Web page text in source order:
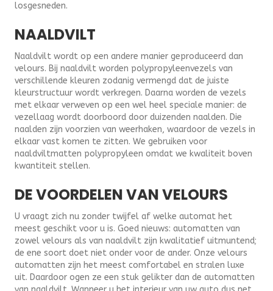
losgesneden.
NAALDVILT
Naaldvilt wordt op een andere manier geproduceerd dan
velours. Bij naaldvilt worden polypropyleenvezels van
verschillende kleuren zodanig vermengd dat de juiste
kleurstructuur wordt verkregen. Daarna worden de vezels
met elkaar verweven op een wel heel speciale manier: de
vezellaag wordt doorboord door duizenden naalden. Die
naalden zijn voorzien van weerhaken, waardoor de vezels in
elkaar vast komen te zitten. We gebruiken voor
naaldviltmatten polypropyleen omdat we kwaliteit boven
kwantiteit stellen.
DE VOORDELEN VAN VELOURS
U vraagt zich nu zonder twijfel af welke automat het
meest geschikt voor u is. Goed nieuws: automatten van
zowel velours als van naaldvilt zijn kwalitatief uitmuntend;
de ene soort doet niet onder voor de ander. Onze velours
automatten zijn het meest comfortabel en stralen luxe
uit. Daardoor ogen ze een stuk gelikter dan de automatten